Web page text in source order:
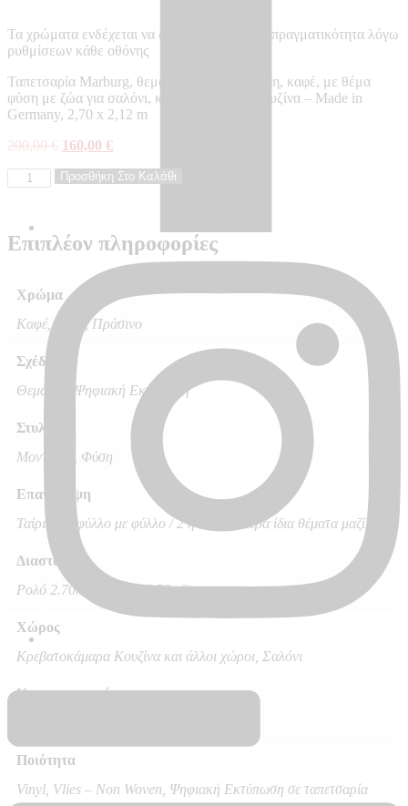
Τα χρώματα ενδέχεται να διαφέρουν από την πραγματικότητα λόγω
ρυθμίσεων κάθε οθόνης
Ταπετσαρία Marburg, θεματική, μπεζ, πράσινη, καφέ, με θέμα
φύση με ζώα για σαλόνι, κρεβατοκάμαρα, κουζίνα – Made in
Germany, 2,70 x 2,12 m
200,00€ Original
was:
160,00 €Η
τιμή
Ταπετσαρία
τοίχου
ART
ASPIRATION
ποσότητα
Προσθήκη Στο Καλάθι
Επιπλέον πληροφορίες
Χρώμα
Καφέ, Μπεζ, Πράσινο
Σχέδιο
Θεματικό/Ψηφιακή Εκτύπωση
Στυλ
Μοντέρνο, Φύση
Επανάληψη
Ταίριαγμα φύλλο με φύλλο / 2 ή περισσότερα ίδια θέματα μαζί
Διαστάσεις
Ρολό 2.70m x 2.12m (5.72m²)
Χώρος
Κρεβατοκάμαρα Κουζίνα και άλλοι χώροι, Σαλόνι
Κατασκευαστής
Ποιότητα
Vinyl, Vlies – Non Woven, Ψηφιακή Εκτύπωση σε ταπετσαρία